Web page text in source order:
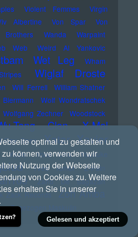
Violent Femmes
Virgin
Albertine Von Spar
Von
Brothers Wanda Warpaint
Web Weird Al Yankovic
Wet Leg
Wham
Wiglaf Droste
Will Ferrell
William Shatner
Wolf Wondratschek
Wolfgang Zechner
Woodstock
Tang Clan
X-Mal
Ray Spex Xatar Xavier
Yeule Yoko Ono
Yousuke
Yves Tumor
Z-Pain
Zaho De Sagazan
Zack Records Zoh Amba
Zugezogen Maskulin
optimal zu gestalten und
können, verwenden wir
Nutzung der Webseite
von Cookies zu. Weitere
erhalten Sie in unserer
.
Gelesen und akzeptiert